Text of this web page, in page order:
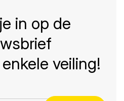
in op de
veiling!